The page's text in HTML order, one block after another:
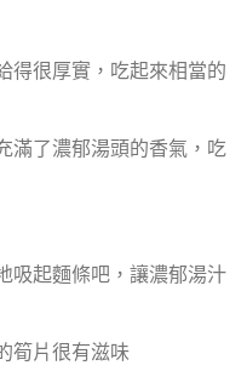
得很厚實，吃起來相當的
滿了濃郁湯頭的香氣，吃
吸起麵條吧，讓濃郁湯汁
筍片很有滋味